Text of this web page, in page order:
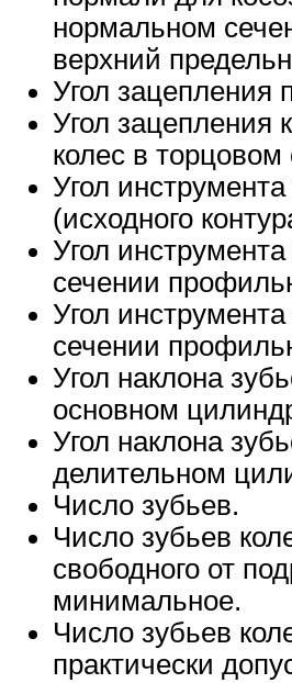
нормальном
верхний
Угол зацепления
Угол зацепления
колес в торцовом
Угол
(исходного
Угол
сечении
Угол
сечении
Угол наклона
основном
Угол наклона
делительном
Число зубьев.
Число зубьев
свободного от
минимальное.
Число зубьев
практически